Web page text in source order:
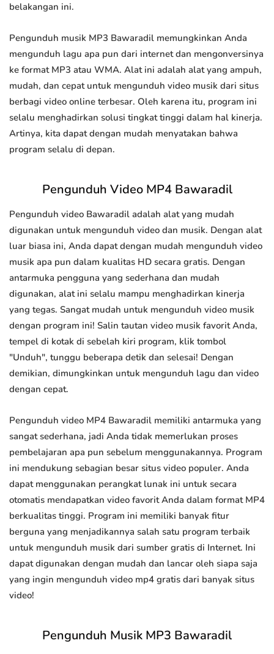
belakangan ini.
Pengunduh musik MP3 Bawaradil memungkinkan Anda
mengunduh lagu apa pun dari internet dan mengonversinya
ke format MP3 atau WMA. Alat ini adalah alat yang ampuh,
mudah, dan cepat untuk mengunduh video musik dari situs
berbagi video online terbesar. Oleh karena itu, program ini
selalu menghadirkan solusi tingkat tinggi dalam hal kinerja.
Artinya, kita dapat dengan mudah menyatakan bahwa
program selalu di depan.
Pengunduh Video MP4 Bawaradil
Pengunduh video Bawaradil adalah alat yang mudah
digunakan untuk mengunduh video dan musik. Dengan alat
luar biasa ini, Anda dapat dengan mudah mengunduh video
musik apa pun dalam kualitas HD secara gratis. Dengan
antarmuka pengguna yang sederhana dan mudah
digunakan, alat ini selalu mampu menghadirkan kinerja
yang tegas. Sangat mudah untuk mengunduh video musik
dengan program ini! Salin tautan video musik favorit Anda,
tempel di kotak di sebelah kiri program, klik tombol
"Unduh", tunggu beberapa detik dan selesai! Dengan
demikian, dimungkinkan untuk mengunduh lagu dan video
dengan cepat.
Pengunduh video MP4 Bawaradil memiliki antarmuka yang
sangat sederhana, jadi Anda tidak memerlukan proses
pembelajaran apa pun sebelum menggunakannya. Program
ini mendukung sebagian besar situs video populer. Anda
dapat menggunakan perangkat lunak ini untuk secara
otomatis mendapatkan video favorit Anda dalam format MP4
berkualitas tinggi. Program ini memiliki banyak fitur
berguna yang menjadikannya salah satu program terbaik
untuk mengunduh musik dari sumber gratis di Internet. Ini
dapat digunakan dengan mudah dan lancar oleh siapa saja
yang ingin mengunduh video mp4 gratis dari banyak situs
video!
Pengunduh Musik MP3 Bawaradil